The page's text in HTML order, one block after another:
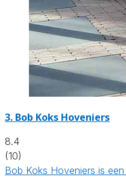
3. Bob Koks Hoveniers
8.4
(10)
Bob Koks Hoveniers is